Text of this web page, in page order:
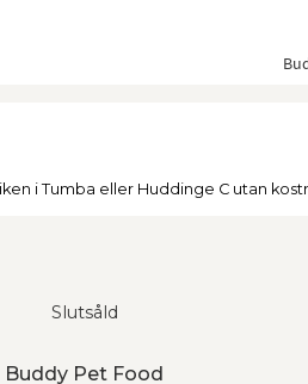
i Tumba eller Huddinge C utan
Slutsåld
Pet Food